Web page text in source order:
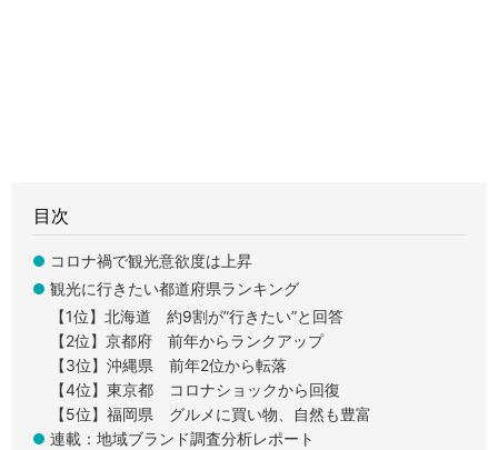
目次
コロナ禍で観光意欲度は上昇
観光に行きたい都道府県ランキング
【1位】北海道 約9割が”行きたい”と回答
【2位】京都府 前年からランクアップ
【3位】沖縄県 前年2位から転落
【4位】東京都 コロナショックから回復
【5位】福岡県 グルメに買い物、自然も豊富
連載：地域ブランド調査分析レポート